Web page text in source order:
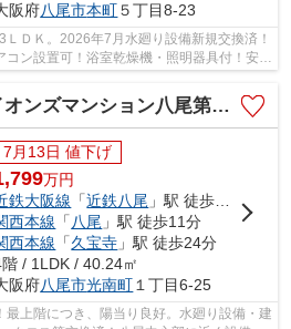
阪府八尾市本町５丁目8-23
ＤＫ。2026年7月水廻り設備新規交換済！
ン設置可！浴室乾燥機・照明器具付！安心
ズマンション八尾第二 八尾小学校区 近鉄八尾駅
7月13日 値下げ
万円
鉄大阪線 「近鉄八尾 」駅 徒歩11分
西本線 「 八尾 」駅 徒歩11分
西本線 「久宝寺 」駅 徒歩24分
/ 1LDK / 40.24㎡
阪府八尾市光南町 １丁目6-25
最上階につき、陽当り良好。水廻り設備・建